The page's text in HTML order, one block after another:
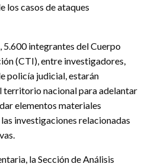
los casos de ataques
5.600 integrantes del Cuerpo
(CTI), entre investigadores,
policía judicial, estarán
territorio nacional para adelantar
elementos materiales
investigaciones relacionadas
la Sección de Análisis